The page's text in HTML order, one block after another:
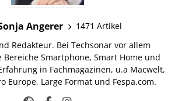
Angerer
1471 Artikel
Redakteur. Bei Techsonar vor allem
Smartphone, Smart Home und
in Fachmagazinen, u.a Macwelt,
Europe, Large Format und Fespa.com.